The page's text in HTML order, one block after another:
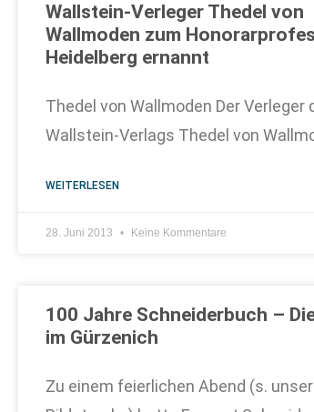
Wallstein-Verleger Thedel von
Wallmoden zum
Heidelberg ernannt
Thedel von Wallmoden Der Verleger
Wallstein-Verlags Thedel von
WEITERLESEN
28. Juni 2013 Keine Kommentare
100 Jahre Schneiderbuch –
im Gürzenich
Zu einem feierlichen Abend (s.